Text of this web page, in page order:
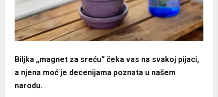
Biljka „magnet za sreću“ čeka vas na svakoj pijaci,
a njena moć je decenijama poznata u našem
narodu.